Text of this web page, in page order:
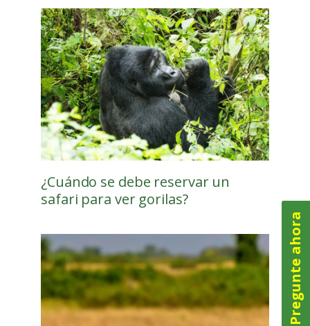
¿Cuándo se debe reservar un
safari para ver gorilas?
Pregunte ahora